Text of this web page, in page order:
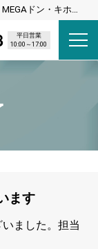
ドン・キホー
平日営業
10:00～17:00
ます
ました。担当